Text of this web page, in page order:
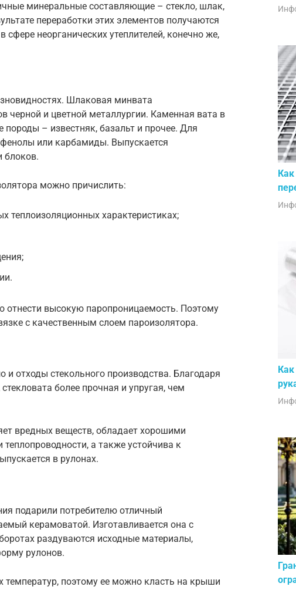
минеральные составляющие – стекло, шлак,
переработки этих элементов получаются
неорганических утеплителей, конечно же,
Шлаковая минвата
черной и цветной металлургии. Каменная вата в
– известняк, базальт и прочее. Для
или карбамиды. Выпускается
блоков.
можно причислить:
теплоизоляционных характеристиках;
отнести высокую паропроницаемость. Поэтому
с качественным слоем пароизолятора.
отходы стекольного производства. Благодаря
более прочная и упругая, чем
вредных веществ, обладает хорошими
а также устойчива к
в рулонах.
подарили потребителю отличный
керамоватой. Изготавливается она с
раздуваются исходные материалы,
рулонов.
температур, поэтому ее можно класть на крыши